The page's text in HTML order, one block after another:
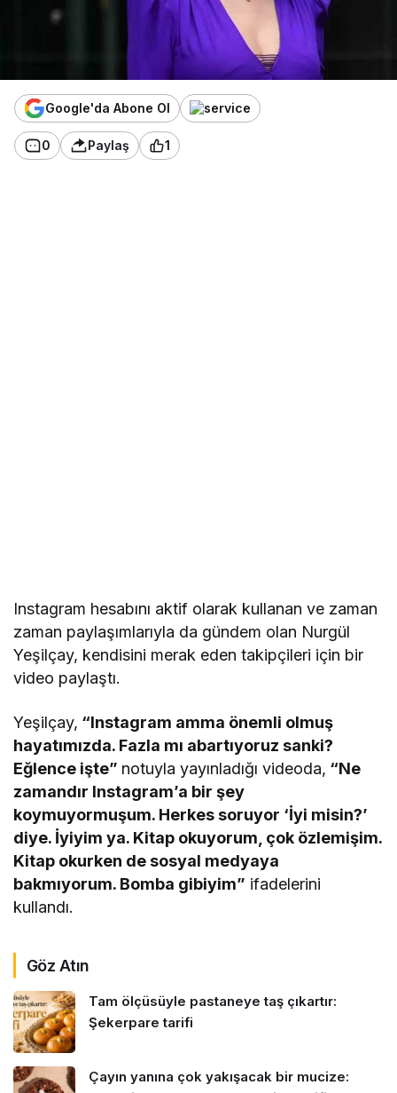
Google'da Abone Ol
0 Paylaş 1
Instagram hesabını aktif olarak kullanan ve zaman
zaman paylaşımlarıyla da gündem olan Nurgül
Yeşilçay, kendisini merak eden takipçileri için bir
video paylaştı.
Yeşilçay, “Instagram amma önemli olmuş
hayatımızda. Fazla mı abartıyoruz sanki?
Eğlence işte” notuyla yayınladığı videoda, “Ne
zamandır Instagram’a bir şey
koymuyormuşum. Herkes soruyor ‘İyi misin?’
diye. İyiyim ya. Kitap okuyorum, çok özlemişim.
Kitap okurken de sosyal medyaya
bakmıyorum. Bomba gibiyim” ifadelerini
kullandı.
Göz Atın
Tam ölçüsüyle pastaneye taş çıkartır:
Şekerpare tarifi
Çayın yanına çok yakışacak bir mucize: